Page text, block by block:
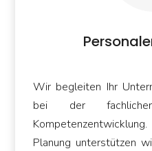
Wir begleiten Ihr
bei der
Planung unterstützen